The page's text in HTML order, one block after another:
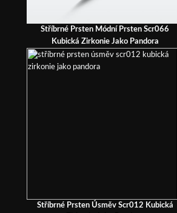
Stříbrné Prsten Módní Prsten Scr066
Kubická Zirkonie Jako Pandora
Stříbrné Prsten Úsměv Scr012 Kubická